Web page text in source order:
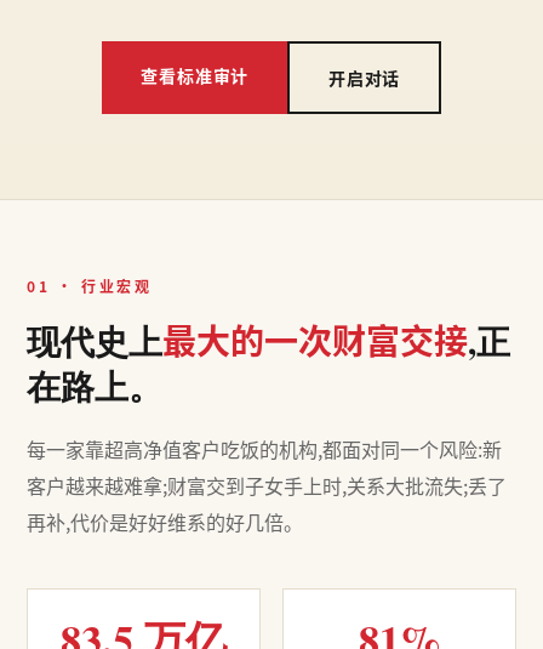
查看标准审计 开启对话
01 · 行业宏观
现代史上最大的一次财富交接,正
在路上。
每一家靠超高净值客户吃饭的机构,都面对同一个风险:新
客户越来越难拿;财富交到子女手上时,关系大批流失;丢了
再补,代价是好好维系的好几倍。